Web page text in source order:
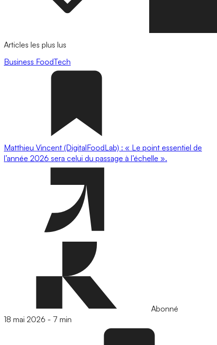
Articles les plus lus
Business FoodTech
Matthieu Vincent (DigitalFoodLab) : « Le point essentiel de
l’année 2026 sera celui du passage à l’échelle ».
Abonné
18 mai 2026 - 7 min